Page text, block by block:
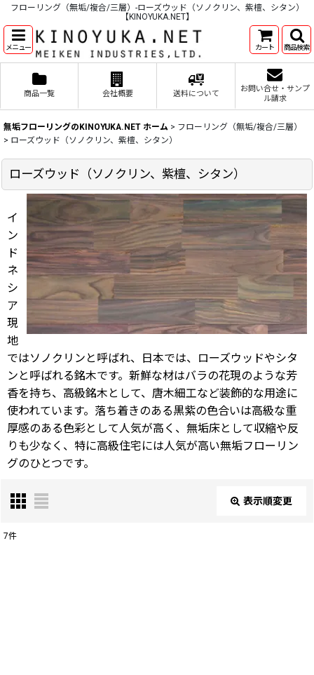
フローリング（無垢/複合/三層）-ローズウッド（ソノクリン、紫檀、シタン）
【KINOYUKA.NET】
メニュー カート 商品検索
商品一覧 会社概要 送料について
お問い合せ・サンプ
ル請求
無垢フローリングのKINOYUKA.NET ホーム > フローリング（無垢/複合/三層）
> ローズウッド（ソノクリン、紫檀、シタン）
ローズウッド（ソノクリン、紫檀、シタン）
イ
ン
ド
ネ
シ
ア
現
地
ではソノクリンと呼ばれ、日本では、ローズウッドやシタ
ンと呼ばれる銘木です。新鮮な材はバラの花現のような芳
香を持ち、高級銘木として、唐木細工など装飾的な用途に
使われています。落ち着きのある黒紫の色合いは高級な重
厚感のある色彩として人気が高く、無垢床として収縮や反
りも少なく、特に高級住宅には人気が高い無垢フローリン
グのひとつです。
表示順変更
7件